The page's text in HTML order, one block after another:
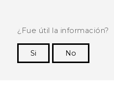
¿Fue útil la información?
Si
No